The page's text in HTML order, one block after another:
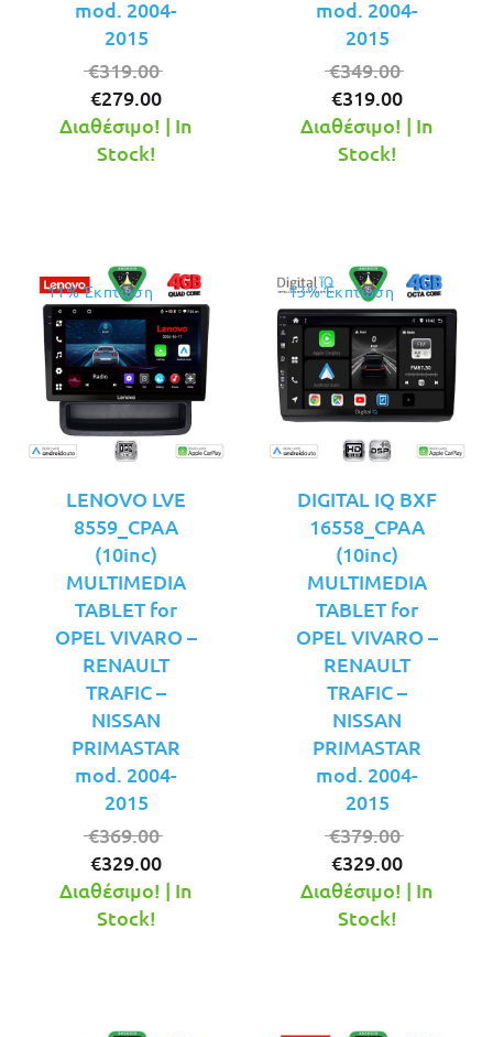
mod. 2004-
2015
€319.00
was:
€279.00
τρέχουσα
Διαθέσιμο! | In
Stock!
mod. 2004-
2015
€349.00
was:
€319.00
τρέχουσα
Διαθέσιμο! | In
Stock!
11% Έκπτωση
LENOVO LVE
8559_CPAA
(10inc)
MULTIMEDIA
TABLET for
OPEL VIVARO –
RENAULT
TRAFIC –
NISSAN
PRIMASTAR
mod. 2004-
2015
€369.00
was:
€329.00
τρέχουσα
Διαθέσιμο! | In
Stock!
13% Έκπτωση
DIGITAL IQ BXF
16558_CPAA
(10inc)
MULTIMEDIA
TABLET for
OPEL VIVARO –
RENAULT
TRAFIC –
NISSAN
PRIMASTAR
mod. 2004-
2015
€379.00
was:
€329.00
τρέχουσα
Διαθέσιμο! | In
Stock!